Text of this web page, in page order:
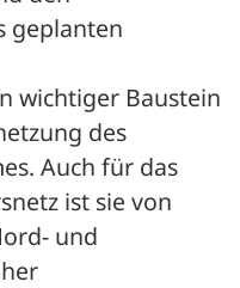
geplanten
wichtiger Baustein
des
Auch für das
ist sie von
und